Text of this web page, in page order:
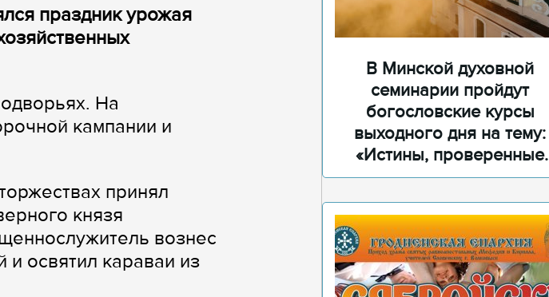
праздник урожая
На
кампании и
принял
князя
вознес
освятил караваи из
В Минской духовной
семинарии пройдут
богословские курсы
выходного дня на тему:
«Истины, проверенные
временем»